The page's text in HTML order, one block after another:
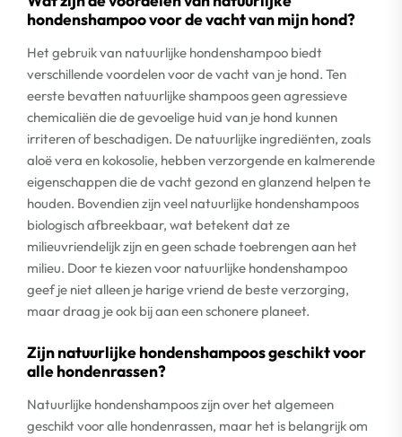
hondenshampoo voor de vacht van mijn hond?
Het gebruik van natuurlijke hondenshampoo biedt
verschillende voordelen voor de vacht van je hond. Ten
eerste bevatten natuurlijke shampoos geen agressieve
chemicaliën die de gevoelige huid van je hond kunnen
irriteren of beschadigen. De natuurlijke ingrediënten, zoals
aloë vera en kokosolie, hebben verzorgende en kalmerende
eigenschappen die de vacht gezond en glanzend helpen te
houden. Bovendien zijn veel natuurlijke hondenshampoos
biologisch afbreekbaar, wat betekent dat ze
milieuvriendelijk zijn en geen schade toebrengen aan het
milieu. Door te kiezen voor natuurlijke hondenshampoo
geef je niet alleen je harige vriend de beste verzorging,
maar draag je ook bij aan een schonere planeet.
Zijn natuurlijke hondenshampoos geschikt voor
alle hondenrassen?
Natuurlijke hondenshampoos zijn over het algemeen
geschikt voor alle hondenrassen, maar het is belangrijk om